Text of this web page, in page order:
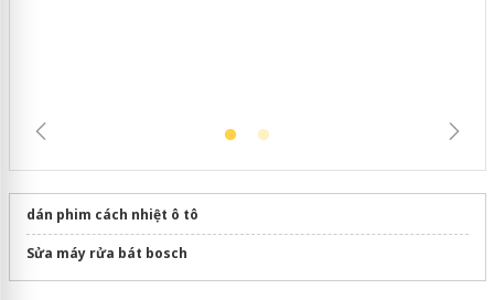
dán phim cách nhiệt ô tô
Sửa máy rửa bát bosch